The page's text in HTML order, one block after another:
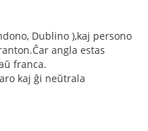
Dublino ),kaj persono
angla estas
franca.
kaj ĝi neŭtrala